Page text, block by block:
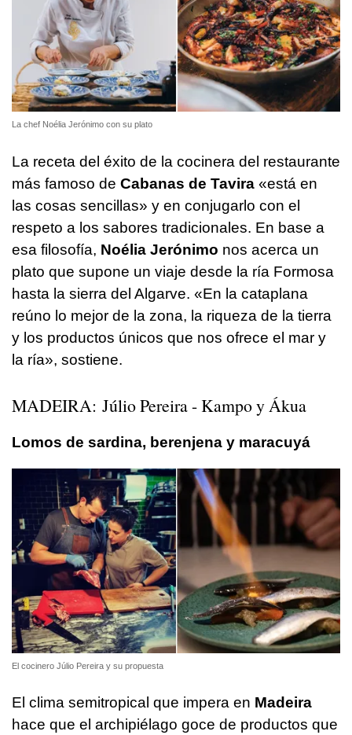
La chef Noélia Jerónimo con su plato
La receta del éxito de la cocinera del restaurante
más famoso de Cabanas de Tavira «está en
las cosas sencillas» y en conjugarlo con el
respeto a los sabores tradicionales. En base a
esa filosofía, Noélia Jerónimo nos acerca un
plato que supone un viaje desde la ría Formosa
hasta la sierra del Algarve. «En la cataplana
reúno lo mejor de la zona, la riqueza de la tierra
y los productos únicos que nos ofrece el mar y
la ría», sostiene.
MADEIRA: Júlio Pereira - Kampo y Ákua
Lomos de sardina, berenjena y maracuyá
El cocinero Júlio Pereira y su propuesta
El clima semitropical que impera en Madeira
hace que el archipiélago goce de productos que